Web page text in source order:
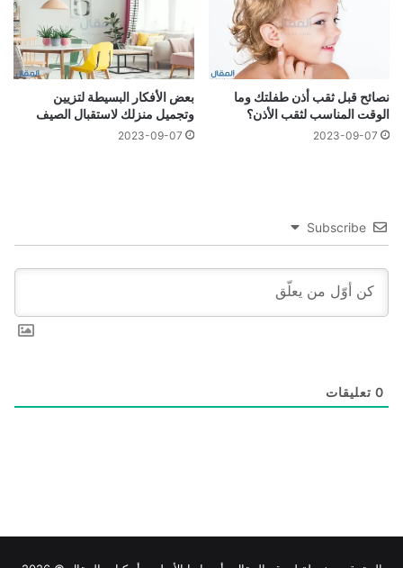
نصائح قبل ثقب أذن طفلتك وما
الوقت المناسب لثقب الأذن؟
2023-09-07
بعض الأفكار البسيطة لتزيين
وتجميل منزلك لاستقبال الصيف
2023-09-07
Subscribe
0 تعليقات